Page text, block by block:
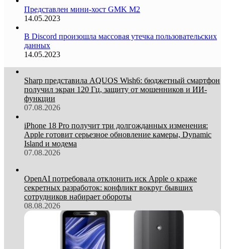
Представлен мини-хост GMK M2
14.05.2023
В Discord произошла массовая утечка пользовательских
данных
14.05.2023
Sharp представила AQUOS Wish6: бюджетный смартфон
получил экран 120 Гц, защиту от мошенников и ИИ-
функции
07.08.2026
iPhone 18 Pro получит три долгожданных изменения:
Apple готовит серьезное обновление камеры, Dynamic
Island и модема
07.08.2026
OpenAI потребовала отклонить иск Apple о краже
секретных разработок: конфликт вокруг бывших
сотрудников набирает обороты
08.08.2026